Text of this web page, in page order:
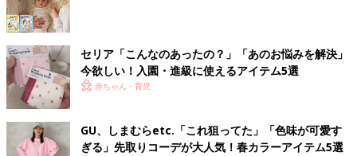
セリア「こんなのあったの？」「あのお悩みを解決」
今欲しい！入園・進級に使えるアイテム5選
赤ちゃん・育児
GU、しまむらetc.「これ狙ってた」「色味が可愛す
ぎる」先取りコーデが大人気！春カラーアイテム5選